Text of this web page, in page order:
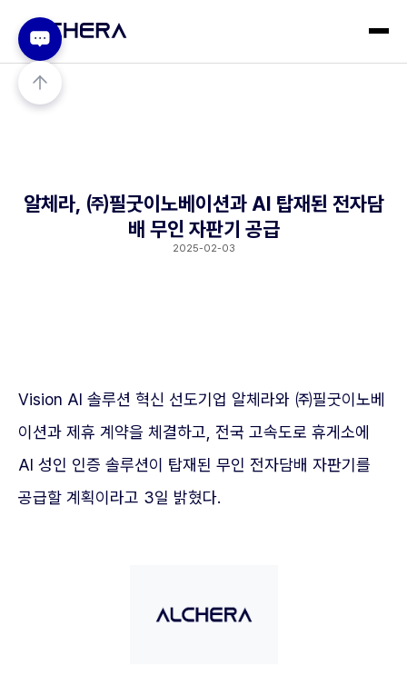
알체라, ㈜필굿이노베이션과 AI 탑재된 전자담
배 무인 자판기 공급
2025-02-03
Vision AI 솔루션 혁신 선도기업 알체라와 ㈜필굿이노베
이션과 제휴 계약을 체결하고, 전국 고속도로 휴게소에
AI 성인 인증 솔루션이 탑재된 무인 전자담배 자판기를
공급할 계획이라고 3일 밝혔다.